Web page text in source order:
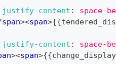
justify-content : space-
span><span>
justify-content : space-
><span>